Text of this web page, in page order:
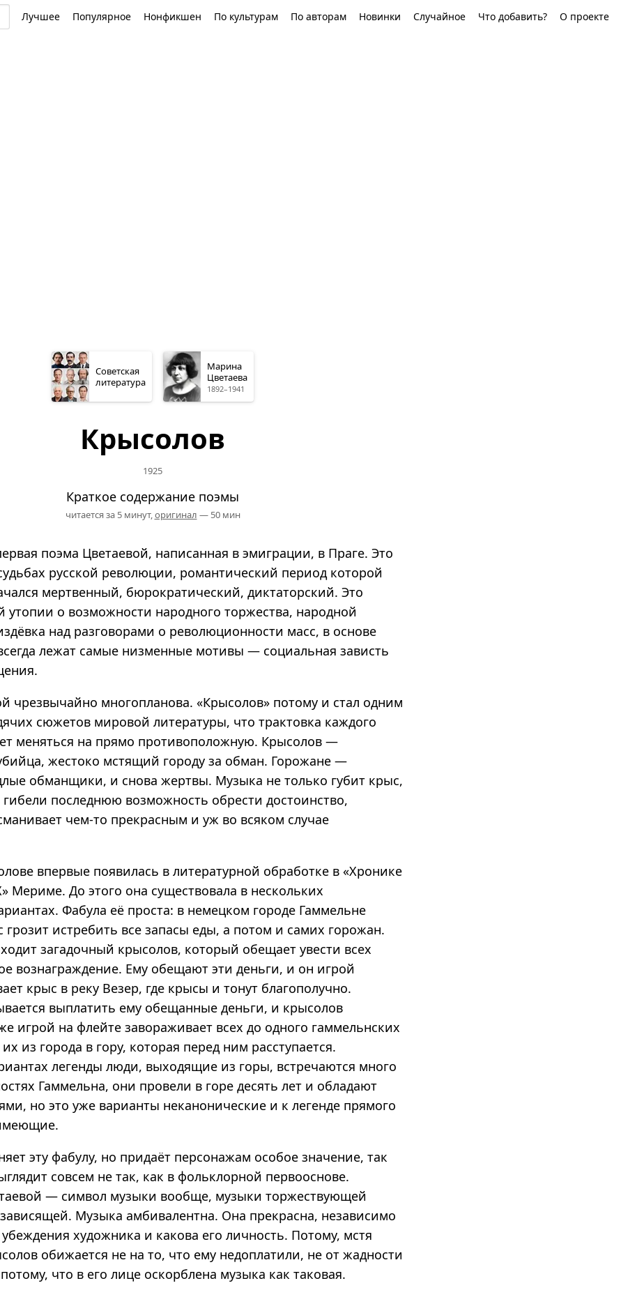
Лучшее Популярное Нонфикшен По культурам По авторам Новинки Случайное Что добавить? О проекте
Советская
литература
Марина
Цветаева
1892–1941
Крысолов
1925
Краткое содержание поэмы
читается за 5 минут,оригинал — 50 мин
поэма Цветаевой, написанная в эмиграции, в Праге. Это
русской революции, романтический период которой
мертвенный, бюрократический, диктаторский. Это
утопии о возможности народного торжества, народной
над разговорами о революционности масс, в основе
лежат самые низменные мотивы — социальная зависть
чрезвычайно многопланова. «Крысолов» потому и стал одним
сюжетов мировой литературы, что трактовка каждого
меняться на прямо противоположную. Крысолов —
жестоко мстящий городу за обман. Горожане —
обманщики, и снова жертвы. Музыка не только губит крыс,
последнюю возможность обрести достоинство,
чем-то прекрасным и уж во всяком случае
впервые появилась в литературной обработке в «Хронике
Мериме. До этого она существовала в нескольких
Фабула её проста: в немецком городе Гаммельне
грозит истребить все запасы еды, а потом и самих горожан.
загадочный крысолов, который обещает увести всех
вознаграждение. Ему обещают эти деньги, и он игрой
крыс в реку Везер, где крысы и тонут благополучно.
выплатить ему обещанные деньги, и крысолов
игрой на флейте завораживает всех до одного гаммельнских
из города в гору, которая перед ним расступается.
легенды люди, выходящие из горы, встречаются много
Гаммельна, они провели в горе десять лет и обладают
но это уже варианты неканонические и к легенде прямого
эту фабулу, но придаёт персонажам особое значение, так
совсем не так, как в фольклорной первооснове.
— символ музыки вообще, музыки торжествующей
Музыка амбивалентна. Она прекрасна, независимо
художника и какова его личность. Потому, мстя
обижается не на то, что ему недоплатили, не от жадности
что в его лице оскорблена музыка как таковая.